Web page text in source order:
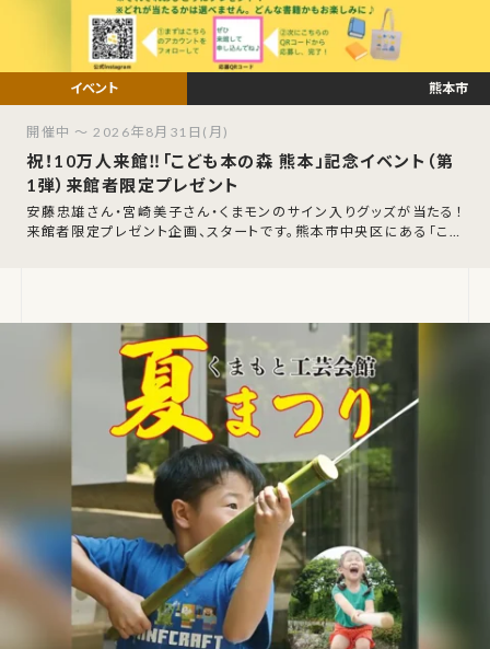
祝！10万人来館‼「こども本の森 熊本」記念イベント（第
1弾）来館者限定プレゼント
安藤忠雄さん・宮崎美子さん・くまモンのサイン入りグッズが当たる！
来館者限定プレゼント企画、スタートです。熊本市中央区にある「こど
熊本市
開催中 ～ 2026年8月31日(月)